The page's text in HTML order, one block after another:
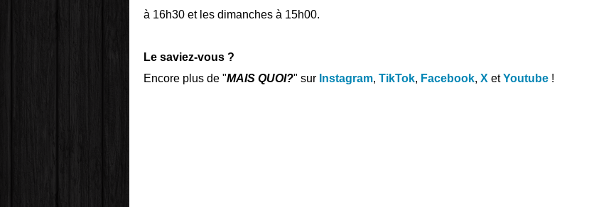
à 16h30 et les dimanches à 15h00.
Le saviez-vous ?
Encore plus de "MAIS QUOI?" sur Instagram, TikTok, Facebook, X etYoutube !